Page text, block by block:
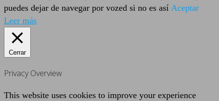
puedes dejar de navegar por vozed si no es así Aceptar
Leer más
Cerrar
Privacy Overview
This website uses cookies to improve your experience